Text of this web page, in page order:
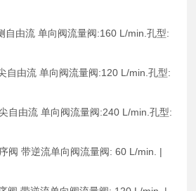
自由流 单向阀流量阀:160 L/min.孔型:
自由流 单向阀流量阀:120 L/min.孔型:
自由流 单向阀流量阀:240 L/min.孔型:
阀 带逆流单向阀流量阀: 60 L/min. |